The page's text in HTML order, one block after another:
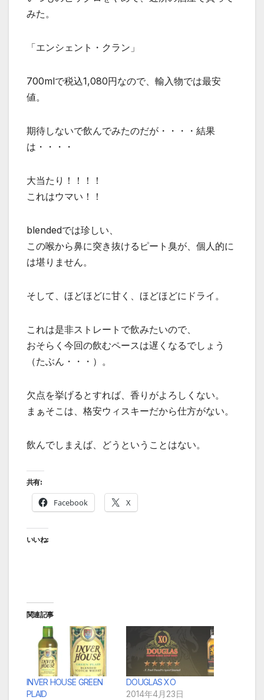
みた。
「エンシェント・クラン」
700mlで税込1,080円なので、輸入物では最安
値。
期待しないで飲んでみたのだが・・・・結果
は・・・・
大当たり！！！！
これはウマい！！
blendedでは珍しい、
この喉から鼻に突き抜けるピート臭が、個人的に
は堪りません。
そして、ほどほどに甘く、ほどほどにドライ。
これは是非ストレートで飲みたいので、
おそらく今回の飲むペースは遅くなるでしょう
（たぶん・・・）。
欠点を挙げるとすれば、香りがよろしくない。
まぁそこは、格安ウィスキーだから仕方がない。
飲んでしまえば、どうということはない。
共有:
Facebook X
いいね:
関連記事
INVER HOUSE GREEN
PLAID
DOUGLAS XO
2014年4月23日